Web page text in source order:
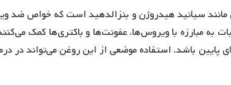
سیانید هیدروژن و بنزالدهید است که خواص ضد
به مبارزه با ویروس‌ها، عفونت‌ها و باکتری‌ها کمک
باشد. استفاده موضعی از این روغن می‌تواند در